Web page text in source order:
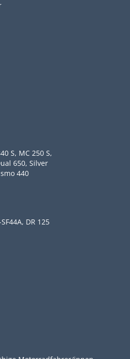
S, MC 250 S,
650, Silver
440
DR 125